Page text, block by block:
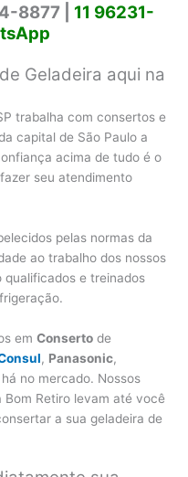
8877 | 11 96231-
Geladeira aqui na
trabalha com consertos e
capital de São Paulo a
acima de tudo é o
seu atendimento
pelas normas da
ao trabalho dos nossos
qualificados e treinados
emConserto de
, Panasonic,
no mercado. Nossos
Retiro levam até você
a sua geladeira de